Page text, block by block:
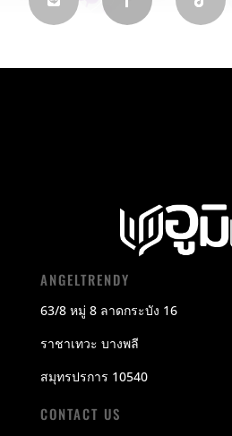
ANGELTRENDY
63/8 หมู่ 8 ลาดกระบัง 16
ราชาเทวะ บางพลี
สมุทรปรการ 10540
CONTACT US